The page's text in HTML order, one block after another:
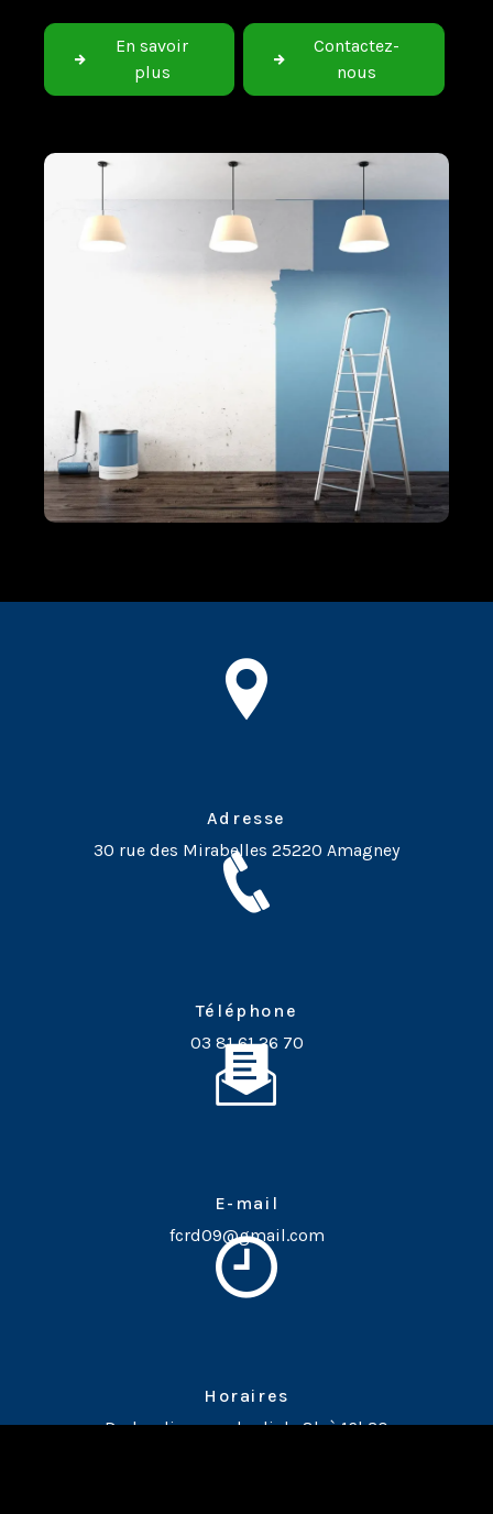
En savoir
plus
Contactez-
nous
Adresse
30 rue des Mirabelles 25220 Amagney
Téléphone
03 81 61 26 70
E-mail
fcrd09@gmail.com
Horaires
Du lundi au vendredi de 8h à 16h30